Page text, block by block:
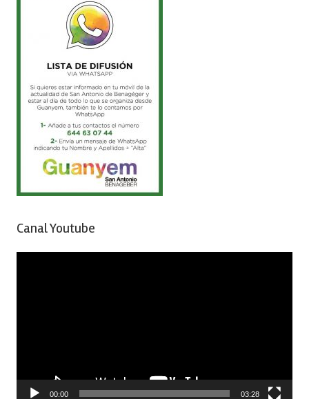
Canal Youtube
00:00 03:28